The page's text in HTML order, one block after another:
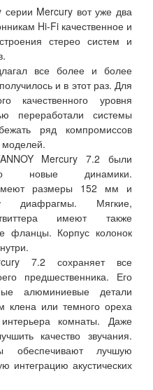
серии Mercury вот уже два
Hi-Fi качественное и
стерео систем и
все более и более
и в этот раз. Для
качественного уровня
переработали системы
ряд компромиссов
Mercury 7.2 были
новые динамики.
имеют размеры 152 мм и
диафрагмы. Мягкие,
имеют также
фланцы. Корпус колонок
7.2 сохраняет все
предшественника. Его
алюминиевые детали
клена или темного ореха
интерьера комнаты. Даже
качество звучания.
лучшую
интеграцию акустических